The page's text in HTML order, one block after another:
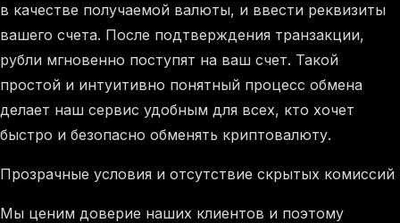
в качестве получаемой валюты, и ввести реквизиты
вашего счета. После подтверждения транзакции,
рубли мгновенно поступят на ваш счет. Такой
простой и интуитивно понятный процесс обмена
делает наш сервис удобным для всех, кто хочет
быстро и безопасно обменять криптовалюту.
Прозрачные условия и отсутствие скрытых комиссий
Мы ценим доверие наших клиентов и поэтому